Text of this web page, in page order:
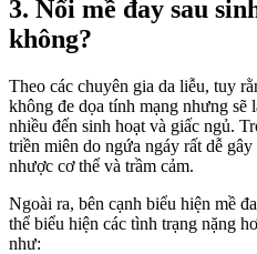
3. Nổi mề đay sau
không?
Theo các chuyên gia da liễu, tuy
không đe dọa tính mạng nhưng sẽ
nhiều đến sinh hoạt và giấc ngủ.
triền miên do ngứa ngáy rất dễ
nhược cơ thể và trầm cảm.
Ngoài ra, bên cạnh biểu hiện mề
thể biểu hiện các tình trạng nặng
như: